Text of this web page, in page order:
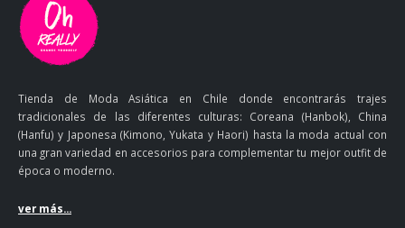
Tienda de Moda Asiática en Chile donde encontrarás trajes
tradicionales de las diferentes culturas: Coreana (Hanbok), China
(Hanfu) y Japonesa (Kimono, Yukata y Haori) hasta la moda actual con
una gran variedad en accesorios para complementar tu mejor outfit de
época o moderno.
ver más...